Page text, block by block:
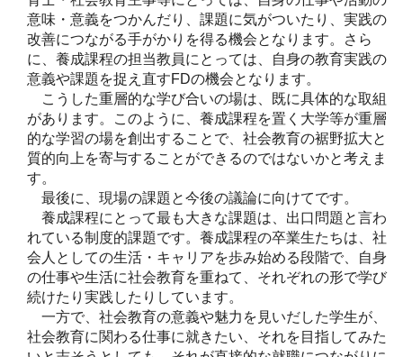
意味・意義をつかんだり、課題に気がついたり、実践の
改善につながる手がかりを得る機会となります。さら
に、養成課程の担当教員にとっては、自身の教育実践の
意義や課題を捉え直すFDの機会となります。
こうした重層的な学び合いの場は、既に具体的な取組
があります。このように、養成課程を置く大学等が重層
的な学習の場を創出することで、社会教育の裾野拡大と
質的向上を寄与することができるのではないかと考えま
す。
最後に、現場の課題と今後の議論に向けてです。
養成課程にとって最も大きな課題は、出口問題と言わ
れている制度的課題です。養成課程の卒業生たちは、社
会人としての生活・キャリアを歩み始める段階で、自身
の仕事や生活に社会教育を重ねて、それぞれの形で学び
続けたり実践したりしています。
一方で、社会教育の意義や魅力を見いだした学生が、
社会教育に関わる仕事に就きたい、それを目指してみた